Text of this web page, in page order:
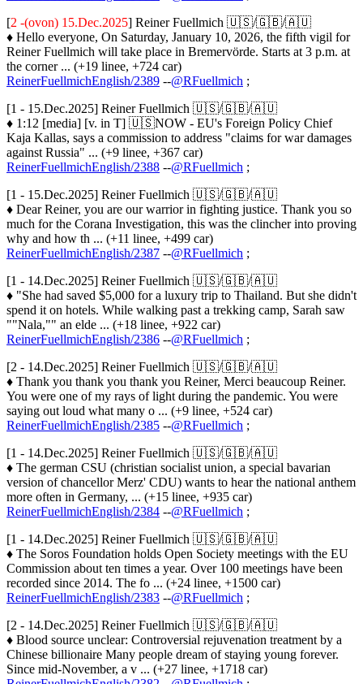
[2 -(ovon) 15.Dec.2025] Reiner Fuellmich 🇺🇸/🇬🇧/🇦🇺
♦ Hello everyone, On Saturday, January 10, 2026, the fifth vigil for
Reiner Fuellmich will take place in Bremervörde. Starts at 3 p.m. at
the corner ... (+19 linee, +724 car)
ReinerFuellmichEnglish/2389 --@RFuellmich ;
[1 - 15.Dec.2025] Reiner Fuellmich 🇺🇸/🇬🇧/🇦🇺
♦ 1:12 [media] [v. in T] 🇺🇸NOW - EU's Foreign Policy Chief
Kaja Kallas, says a commission to address "claims for war damages
against Russia" ... (+9 linee, +367 car)
ReinerFuellmichEnglish/2388 --@RFuellmich ;
[1 - 15.Dec.2025] Reiner Fuellmich 🇺🇸/🇬🇧/🇦🇺
♦ Dear Reiner, you are our warrior in fighting justice. Thank you so
much for the Corana Investigation, this was the clincher into proving
why and how th ... (+11 linee, +499 car)
ReinerFuellmichEnglish/2387 --@RFuellmich ;
[1 - 14.Dec.2025] Reiner Fuellmich 🇺🇸/🇬🇧/🇦🇺
♦ "She had saved $5,000 for a luxury trip to Thailand. But she didn't
spend it on hotels. While walking past a trekking camp, Sarah saw
""Nala,"" an elde ... (+18 linee, +922 car)
ReinerFuellmichEnglish/2386 --@RFuellmich ;
[2 - 14.Dec.2025] Reiner Fuellmich 🇺🇸/🇬🇧/🇦🇺
♦ Thank you thank you thank you Reiner, Merci beaucoup Reiner.
You were one of my rays of light during the pandemic. You were
saying out loud what many o ... (+9 linee, +524 car)
ReinerFuellmichEnglish/2385 --@RFuellmich ;
[1 - 14.Dec.2025] Reiner Fuellmich 🇺🇸/🇬🇧/🇦🇺
♦ The german CSU (christian socialist union, a special bavarian
version of chancellor Merz' CDU) wants to hear the national anthem
more often in Germany, ... (+15 linee, +935 car)
ReinerFuellmichEnglish/2384 --@RFuellmich ;
[1 - 14.Dec.2025] Reiner Fuellmich 🇺🇸/🇬🇧/🇦🇺
♦ The Soros Foundation holds Open Society meetings with the EU
Commission about ten times a year. Over 100 meetings have been
recorded since 2014. The fo ... (+24 linee, +1500 car)
ReinerFuellmichEnglish/2383 --@RFuellmich ;
[2 - 14.Dec.2025] Reiner Fuellmich 🇺🇸/🇬🇧/🇦🇺
♦ Blood source unclear: Controversial rejuvenation treatment by a
Chinese billionaire Many people dream of staying young forever.
Since mid-November, a v ... (+27 linee, +1718 car)